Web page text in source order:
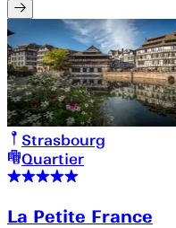
Strasbourg
Quartier
La Petite France